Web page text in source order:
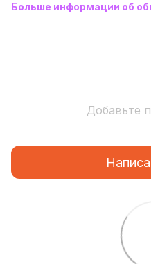
Больше информации об
Добавьте